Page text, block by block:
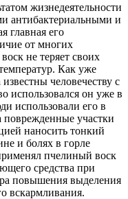
жизнедеятельности
антибактериальными и
главная его
от многих
не теряет своих
Как уже
человечеству с
использовался он уже в
использовали его в
поврежденные участки
наносить тонкий
и болях в горле
пчелиный воск
средства при
повышения выделения
вскармливания.